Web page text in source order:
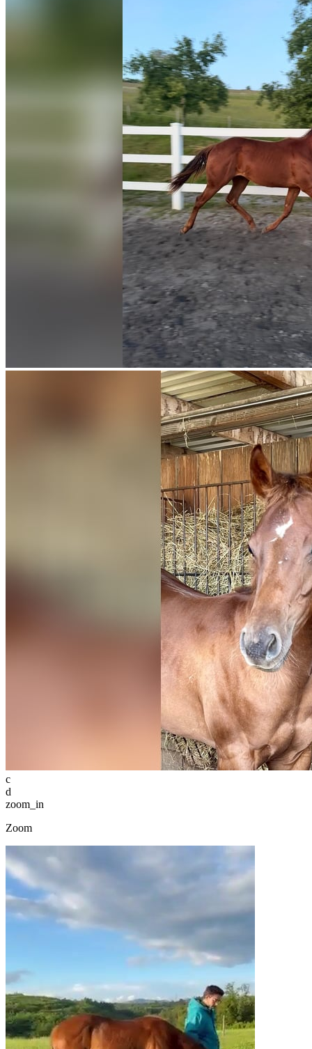
c
d
zoom_in
Zoom